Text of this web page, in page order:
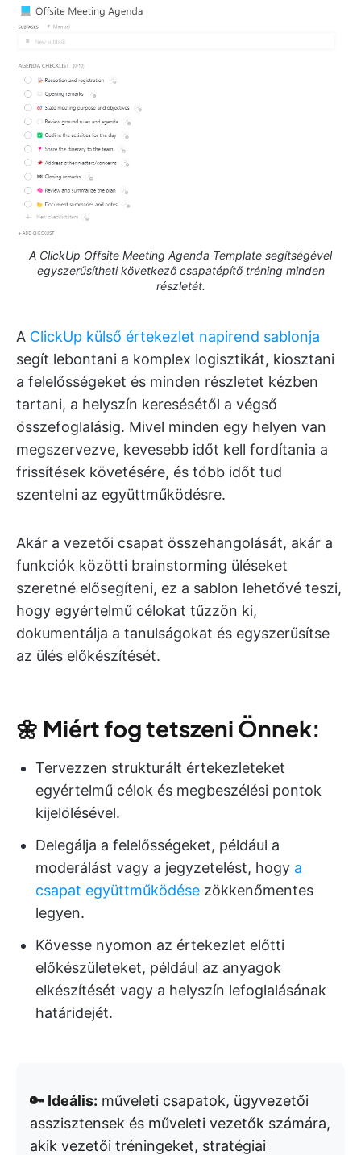
A ClickUp Offsite Meeting Agenda Template segítségével
egyszerűsítheti következő csapatépítő tréning minden
részletét.
A ClickUp külső értekezlet napirend sablonja
segít lebontani a komplex logisztikát, kiosztani
a felelősségeket és minden részletet kézben
tartani, a helyszín keresésétől a végső
összefoglalásig. Mivel minden egy helyen van
megszervezve, kevesebb időt kell fordítania a
frissítések követésére, és több időt tud
szentelni az együttműködésre.
Akár a vezetői csapat összehangolását, akár a
funkciók közötti brainstorming üléseket
szeretné elősegíteni, ez a sablon lehetővé teszi,
hogy egyértelmű célokat tűzzön ki,
dokumentálja a tanulságokat és egyszerűsítse
az ülés előkészítését.
🌼 Miért fog tetszeni Önnek:
Tervezzen strukturált értekezleteket
egyértelmű célok és megbeszélési pontok
kijelölésével.
Delegálja a felelősségeket, például a
moderálást vagy a jegyzetelést, hogy a
csapat együttműködése zökkenőmentes
legyen.
Kövesse nyomon az értekezlet előtti
előkészületeket, például az anyagok
elkészítését vagy a helyszín lefoglalásának
határidejét.
🔑 Ideális: műveleti csapatok, ügyvezetői
asszisztensek és műveleti vezetők számára,
akik vezetői tréningeket, stratégiai